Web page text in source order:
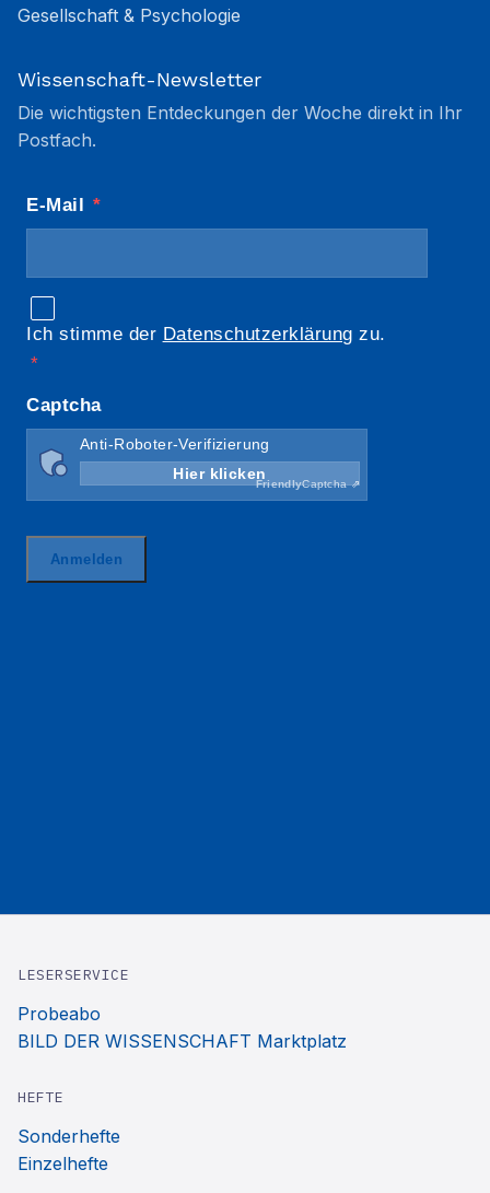
Gesellschaft & Psychologie
Wissenschaft-Newsletter
Die wichtigsten Entdeckungen der Woche direkt in Ihr
Postfach.
LESERSERVICE
Probeabo
BILD DER WISSENSCHAFT Marktplatz
HEFTE
Sonderhefte
Einzelhefte